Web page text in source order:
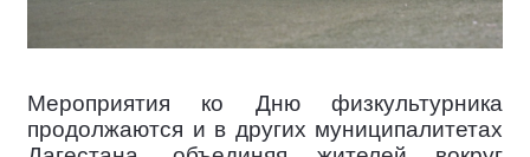
Мероприятия ко Дню физкультурника
продолжаются и в других муниципалитетах